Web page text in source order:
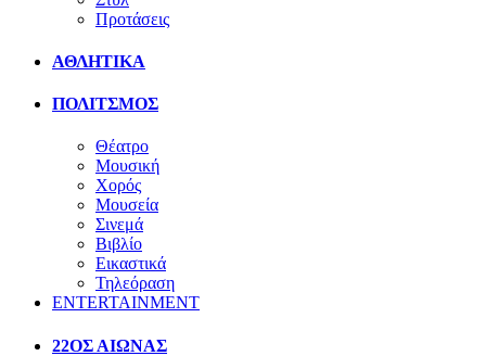
Προτάσεις
ΑΘΛΗΤΙΚΑ
ΠΟΛΙΤΣΜΟΣ
Θέατρο
Μουσική
Χορός
Μουσεία
Σινεμά
Βιβλίο
Εικαστικά
Τηλεόραση
ENTERTAINMENT
22ΟΣ ΑΙΩΝΑΣ